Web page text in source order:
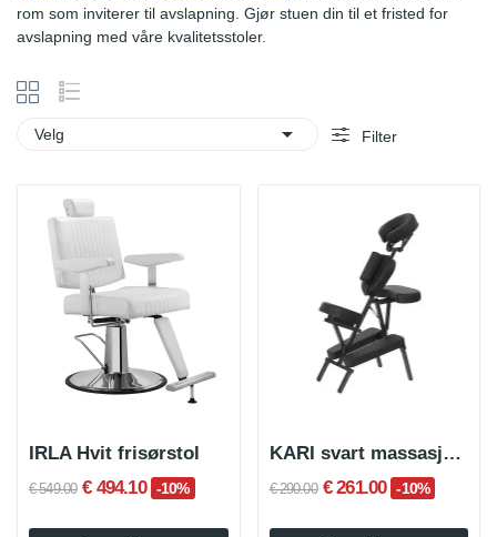
rom som inviterer til avslapning. Gjør stuen din til et fristed for
avslapning med våre kvalitetsstoler.
Velg  Filter
IRLA Hvit frisørstol
€ 549.00 € 494.10 -10%
KARI svart massasjestol
€ 290.00 € 261.00 -10%